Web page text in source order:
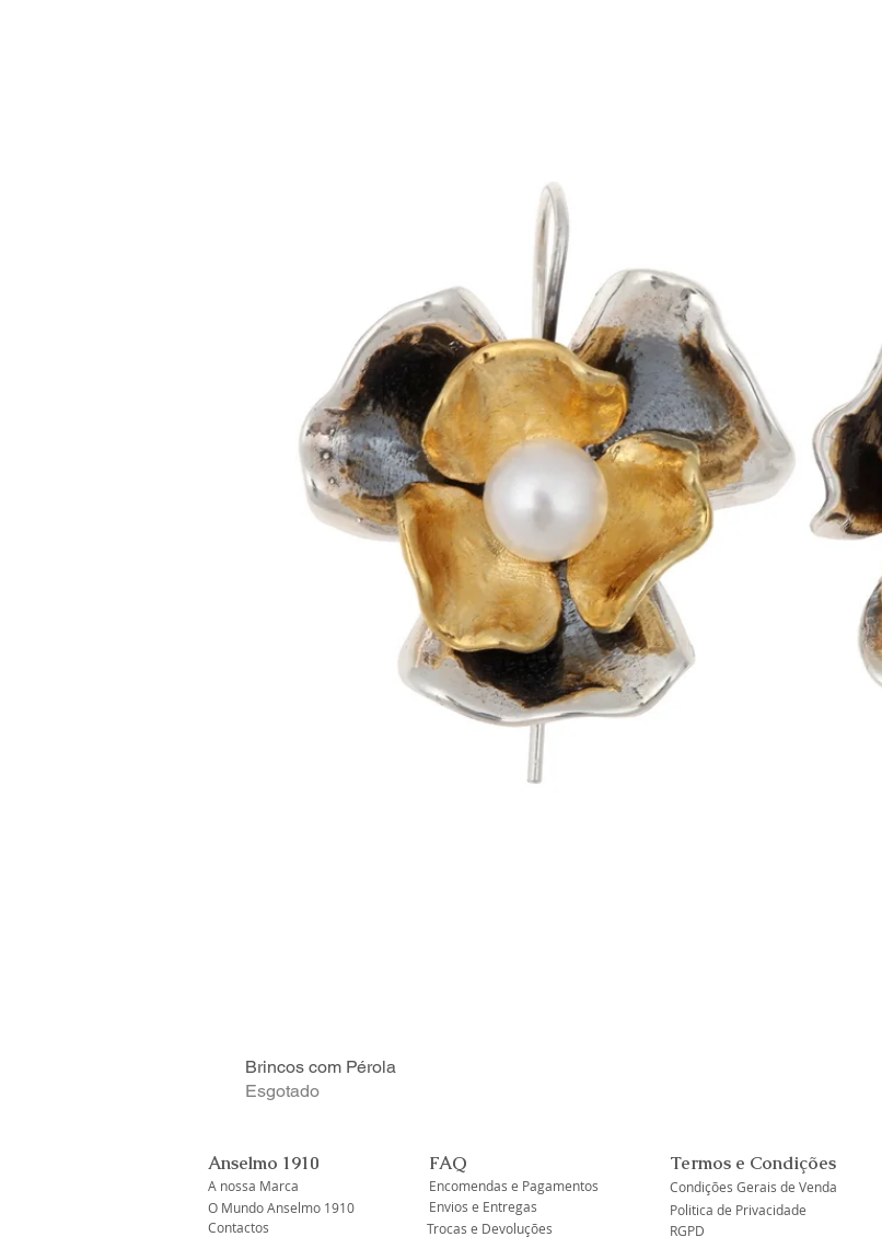
Brincos com Pérola
Esgotado
Anselmo 1910
A nossa Marca
O Mundo Anselmo 1910
Contactos
FAQ
Encomendas e Pagamentos
Envios e Entregas
Trocas e Devoluções
Termos e Condições
Condições Gerais de Venda
Politica de Privacidade
RGPD